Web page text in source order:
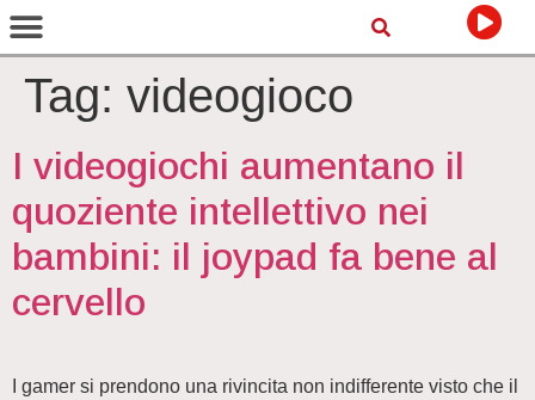
Tag: videogioco
I videogiochi aumentano il
quoziente intellettivo nei
bambini: il joypad fa bene al
cervello
I gamer si prendono una rivincita non indifferente visto che il